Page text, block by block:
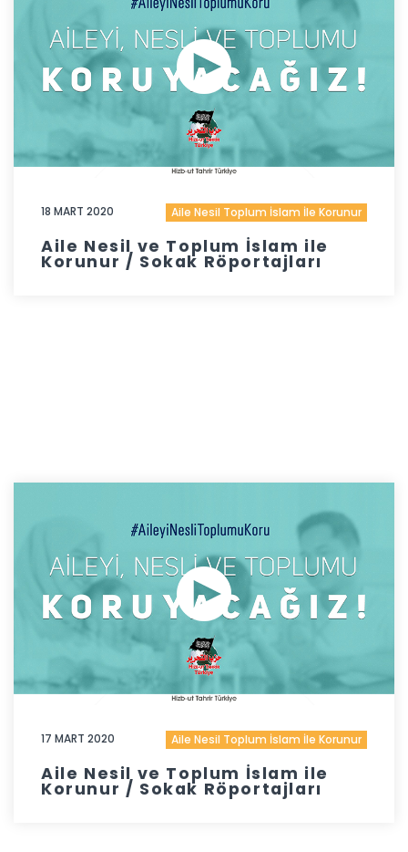
18 MART 2020 Aile Nesil Toplum İslam İle Korunur
Aile Nesil ve Toplum İslam ile
Korunur / Sokak Röportajları
17 MART 2020 Aile Nesil Toplum İslam İle Korunur
Aile Nesil ve Toplum İslam ile
Korunur / Sokak Röportajları